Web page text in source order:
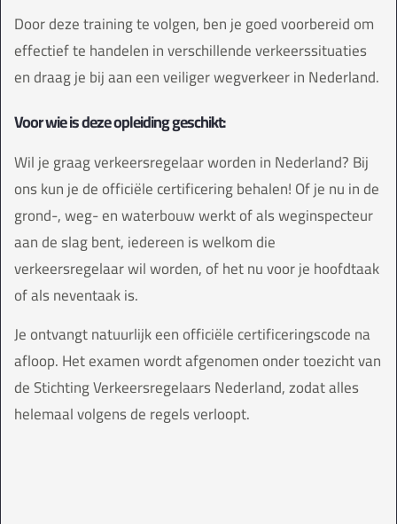
Door deze training te volgen, ben je goed voorbereid om
effectief te handelen in verschillende verkeerssituaties
en draag je bij aan een veiliger wegverkeer in Nederland.
Voor wie is deze opleiding geschikt:
Wil je graag verkeersregelaar worden in Nederland? Bij
ons kun je de officiële certificering behalen! Of je nu in de
grond-, weg- en waterbouw werkt of als weginspecteur
aan de slag bent, iedereen is welkom die
verkeersregelaar wil worden, of het nu voor je hoofdtaak
of als neventaak is.
Je ontvangt natuurlijk een officiële certificeringscode na
afloop. Het examen wordt afgenomen onder toezicht van
de Stichting Verkeersregelaars Nederland, zodat alles
helemaal volgens de regels verloopt.